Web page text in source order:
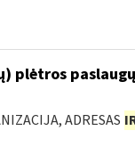
plėtros paslaugų
ADRESAS